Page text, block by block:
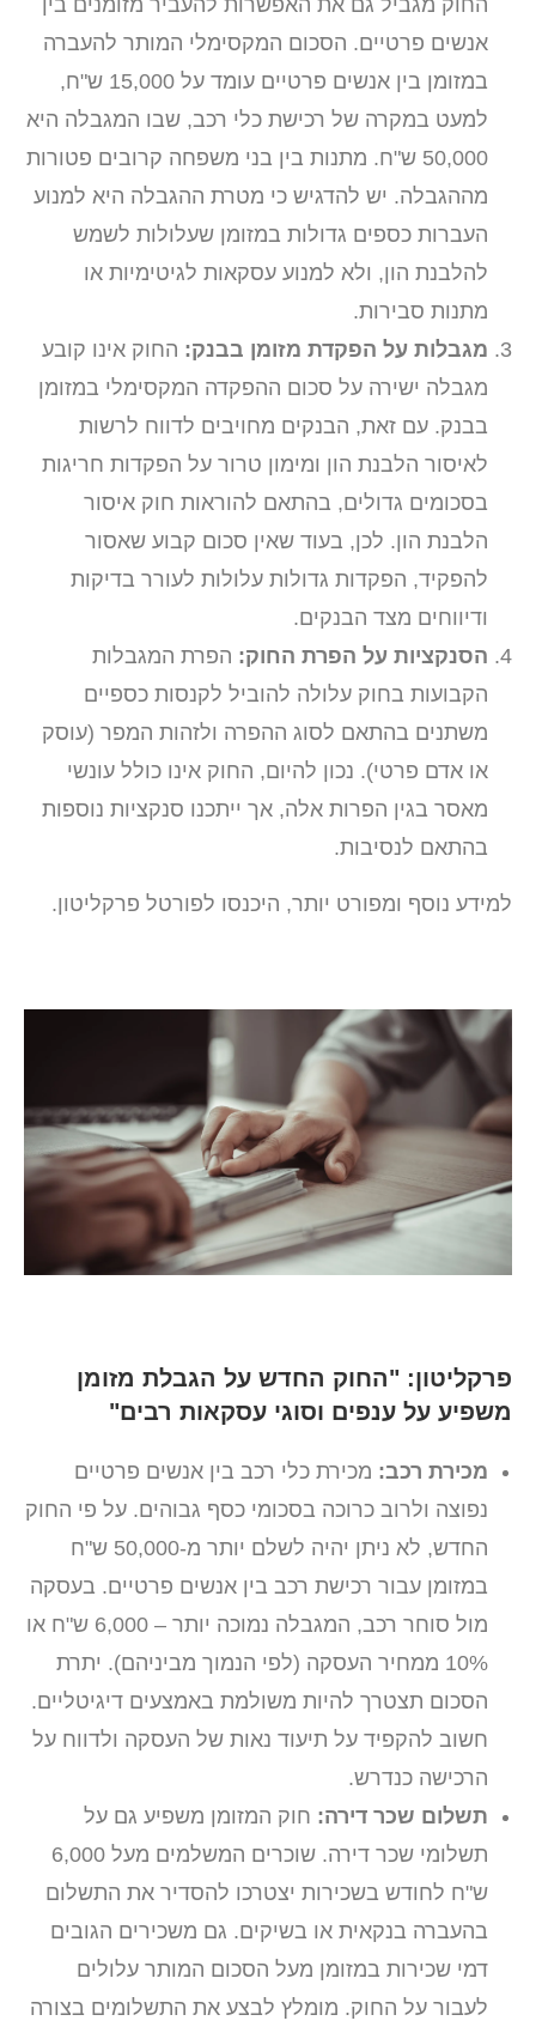
אנשים פרטיים. הסכום המקסימלי המותר להעברה
במזומן בין אנשים פרטיים עומד על 15,000 ש"ח,
למעט במקרה של רכישת כלי רכב, שבו המגבלה היא
50,000 ש"ח. מתנות בין בני משפחה קרובים פטורות
מההגבלה. יש להדגיש כי מטרת ההגבלה היא למנוע
העברות כספים גדולות במזומן שעלולות לשמש
להלבנת הון, ולא למנוע עסקאות לגיטימיות או
מתנות סבירות.
מגבלות על הפקדת מזומן בבנק: החוק אינו קובע
מגבלה ישירה על סכום ההפקדה המקסימלי במזומן
בבנק. עם זאת, הבנקים מחויבים לדווח לרשות
לאיסור הלבנת הון ומימון טרור על הפקדות חריגות
בסכומים גדולים, בהתאם להוראות חוק איסור
הלבנת הון. לכן, בעוד שאין סכום קבוע שאסור
להפקיד, הפקדות גדולות עלולות לעורר בדיקות
ודיווחים מצד הבנקים.
הסנקציות על הפרת החוק: הפרת המגבלות
הקבועות בחוק עלולה להוביל לקנסות כספיים
משתנים בהתאם לסוג ההפרה ולזהות המפר (עוסק
או אדם פרטי). נכון להיום, החוק אינו כולל עונשי
מאסר בגין הפרות אלה, אך ייתכנו סנקציות נוספות
בהתאם לנסיבות.
למידע נוסף ומפורט יותר, היכנסו לפורטל פרקליטון.
פרקליטון: "החוק החדש על הגבלת מזומן
משפיע על ענפים וסוגי עסקאות רבים"
מכירת רכב: מכירת כלי רכב בין אנשים פרטיים
נפוצה ולרוב כרוכה בסכומי כסף גבוהים. על פי החוק
החדש, לא ניתן יהיה לשלם יותר מ-50,000 ש"ח
במזומן עבור רכישת רכב בין אנשים פרטיים. בעסקה
מול סוחר רכב, המגבלה נמוכה יותר – 6,000 ש"ח או
10% ממחיר העסקה (לפי הנמוך מביניהם). יתרת
הסכום תצטרך להיות משולמת באמצעים דיגיטליים.
חשוב להקפיד על תיעוד נאות של העסקה ולדווח על
הרכישה כנדרש.
תשלום שכר דירה: חוק המזומן משפיע גם על
תשלומי שכר דירה. שוכרים המשלמים מעל 6,000
ש"ח לחודש בשכירות יצטרכו להסדיר את התשלום
בהעברה בנקאית או בשיקים. גם משכירים הגובים
דמי שכירות במזומן מעל הסכום המותר עלולים
לעבור על החוק. מומלץ לבצע את התשלומים בצורה